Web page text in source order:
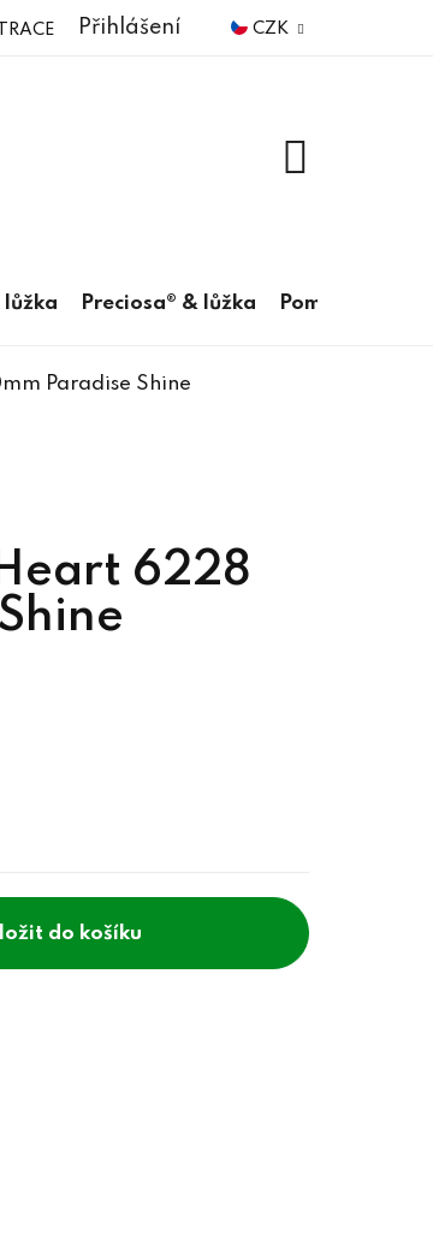
CZK
Přihlášení
lůžka Preciosa® & lůžka Pomůcky
Paradise Shine
6228
do košíku